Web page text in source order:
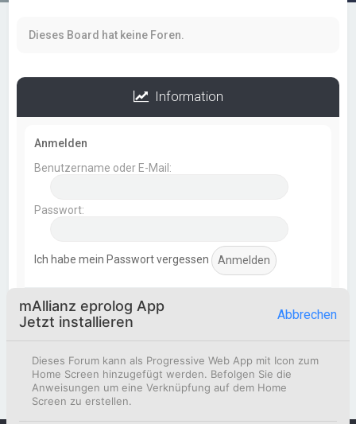
Dieses Board hat keine Foren.
Information
Anmelden
Benutzername oder E-Mail:
Passwort:
Ich habe mein Passwort vergessen
Statistik
Beiträge insgesamt
Korbinian Eismann
mAllianz eprolog App
Jetzt installieren
Abbrechen
Dieses Forum kann als Progressive Web App mit Icon zum
Home Screen hinzugefügt werden. Befolgen Sie die
Anweisungen um eine Verknüpfung auf dem Home
Screen zu erstellen.